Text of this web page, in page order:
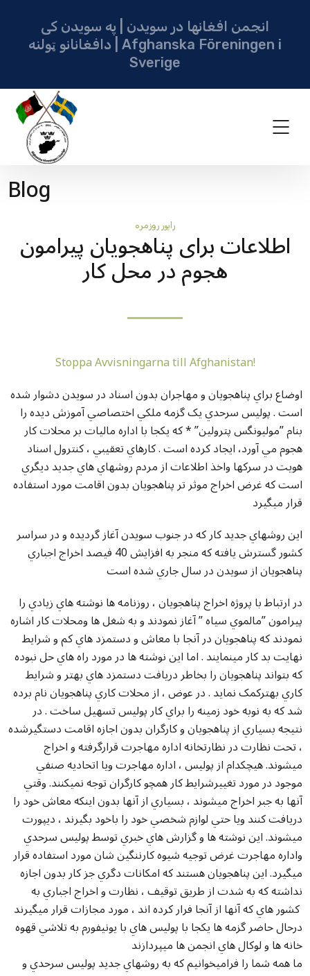
انجمن افغانها در سویدن | په سویدن کی
دافغانانو ټولنه | Afghanska Föreningen i
Sverige
Blog
راپور روزمره
اطلاعات برای پناهجویان پيرامون
هجوم در محل کار
Stoppa Avvisningarna till Afghanistan!
اوضاع براي پناهجويان و مهاجران بدون اسناد در سويدن دشوار شده
است . پوليس سرحدي يک گزمه ملکي اختصاصي آموزش ديده را
بنام ”موليونگس پترولين” * که يکجا با اداره ماليات بر محلات کار
هجوم مي آورد، ايجاد کرده است . کارهاي تعقيبي ، کنترول اسناد
هويت در سرکها واخذ اطلاعات از مردم روشهاي هاي جديد ديگري
است که غرض اخراج موثر تر پناهجويان بدون اقامت مورد استفاده
قرار ميگيرد
اين روشهاي جديد کار که در جنوب سويدن آغاز گرديده و در سراسر
کشور گسترش يافته که منجر به افزايش 40 فيصد اخراج اجباري
پناهجويان از سويدن در سال جاري شده است
در ارتباط با پروژه اخراج پناهجويان ، روزنامه ها نوشته هاي زيادي را
پيرامون ”مالموي سياه ” آغاز نمودند و به شغل ها ومحلات کار اشاره
نمودند که پناهجويان در آنجا با معاش و دستمزد هاي کم و شرايط
نهايت بد کار مينمايند . اما اين نوشته ها در مورد راه هاي حل نبوده
که بتواند پناهجويان را بخاطر دريافت دستمزد هاي بهتر و شرايط
کاري بهترکمک نمايد . در عوض ، از محلات کاري پناهجويان نام برده
شد که به نوبه خود زمينه را براي کار پوليس تسهيل ساخت . در
نتيجه بسياري از پناهجويان و کارگران بدون اجازه اقامت دستگيرشده
، تحت نظارت در نظارتخانه اداره مهاجرت قرارگرفته و اخراج
ميشوند. هيچکدام از پوليس ، اداره مهاجرت ويا اتحاديه صنفي
موجود در مورد تغييرشرايط کار همچو کارگران توجه نميکنند. وقتي
آنها به جبر اخراج ميشوند ، بسياري از آنها بدون اينکه معاش خود را
دريافت کنند ويا حتي لوازم شخصي خود را باخود بگيرند ، ديپورت
ميشوند. اين نوشته ها و گزارش هاي خبري توسط پوليس سرحدي
واداره مهاجرت غرض توجيه شيوه کارننگين شان مورد استفاده قرار
ميگيرد. اين پناهجويان هستند که امکانات دگري جز کار بدون اجازه
نداشته که به شدت از طريق توقيف ، نظارت و اخراج اجباري به
کشور هاي که آنها از آنجا فرار کرده اند ، مورد مجازات قرار ميگيرند
درحال حاضر گزمه ها يکجا با پوليس هاي با يونيفورم به تلاشي قهوه
خانه ها و لوکال هاي انجمن ها ميپردازند
ما همه شما را فراميخوانيم که به روشهاي جديد پوليس سرحدي و